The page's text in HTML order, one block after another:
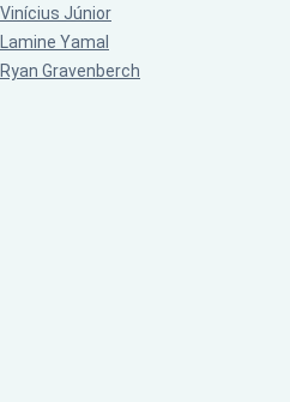
Vinícius Júnior
Lamine Yamal
Ryan Gravenberch